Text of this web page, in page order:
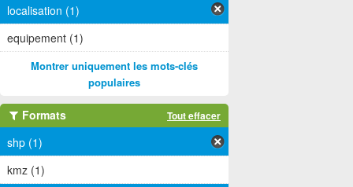
localisation (1)
equipement (1)
Montrer uniquement les mots-clés
populaires
Formats Tout effacer
shp (1)
kmz (1)